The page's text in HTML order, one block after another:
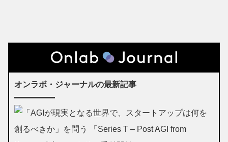
オンラボ・ジャーナルの最新記事